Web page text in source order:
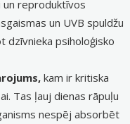
reproduktīvos
un UVB spuldžu
dzīvnieka psiholoģisko
kam ir kritiska
Tas ļauj dienas rāpuļu
nespēj absorbēt